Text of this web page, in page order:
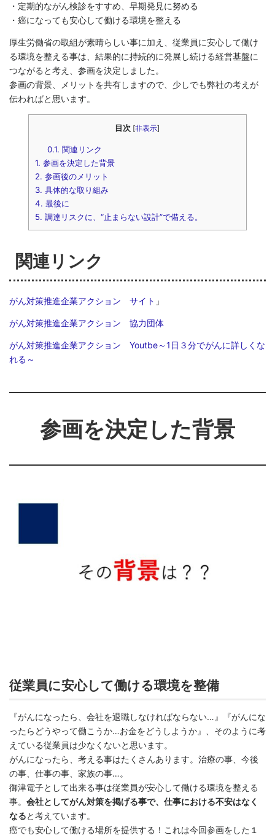
・定期的ながん検診をすすめ、早期発見に努める
・癌になっても安心して働ける環境を整える
厚生労働省の取組が素晴らしい事に加え、従業員に安心して働け
る環境を整える事は、結果的に持続的に発展し続ける経営基盤に
つながると考え、参画を決定しました。
参画の背景、メリットを共有しますので、少しでも弊社の考えが
伝わればと思います。
目次 [非表示]
0.1. 関連リンク
1. 参画を決定した背景
2. 参画後のメリット
3. 具体的な取り組み
4. 最後に
5. 調達リスクに、“止まらない設計”で備える。
関連リンク
がん対策推進企業アクション サイト 」
がん対策推進企業アクション 協力団体
がん対策推進企業アクション Youtbe～1日３分でがんに詳しくな
れる～
参画を決定した背景
従業員に安心して働ける環境を整備
『がんになったら、会社を退職しなければならない…』『がんにな
ったらどうやって働こうか…お金をどうしようか』、そのように考
えている従業員は少なくないと思います。
がんになったら、考える事はたくさんあります。治療の事、今後
の事、仕事の事、家族の事…。
御津電子として出来る事は従業員が安心して働ける環境を整える
事。 会社としてがん対策を掲げる事で、仕事における不安はなく
なると考えています。
癌でも安心して働ける場所を提供する！これは今回参画をした１